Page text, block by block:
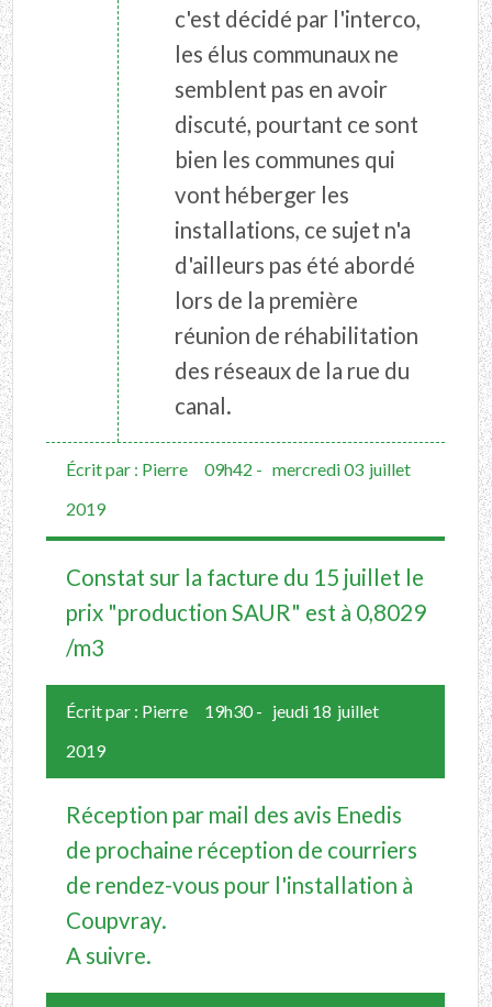
c'est décidé par l'interco,
les élus communaux ne
semblent pas en avoir
discuté, pourtant ce sont
bien les communes qui
vont héberger les
installations, ce sujet n'a
d'ailleurs pas été abordé
lors de la première
réunion de réhabilitation
des réseaux de la rue du
canal.
Écrit par : Pierre 09h42 - mercredi 03 juillet
2019
Constat sur la facture du 15 juillet le
prix "production SAUR" est à 0,8029
/m3
Écrit par : Pierre 19h30- jeudi 18 juillet
2019
Réception par mail des avis Enedis
de prochaine réception de courriers
de rendez-vous pour l'installation à
Coupvray.
A suivre.